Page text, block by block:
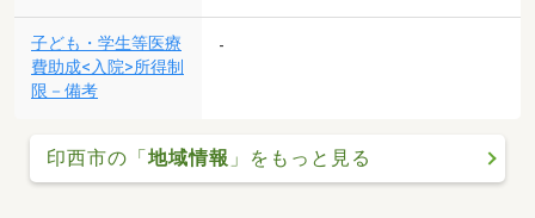
子ども・学生等医療
費助成<入院>所得制
限－備考
-
印西市の「 地域情報 」をもっと見る